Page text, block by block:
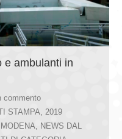
e ambulanti in
commento
STAMPA
2019
MODENA
NEWS DAL